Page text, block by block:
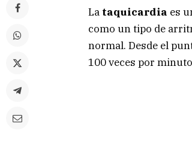
La taquicardia es
como un tipo de
normal. Desde el
100 veces por